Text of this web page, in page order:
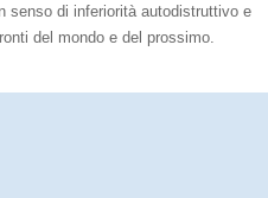
senso di inferiorità autodistruttivo e
del mondo e del prossimo.